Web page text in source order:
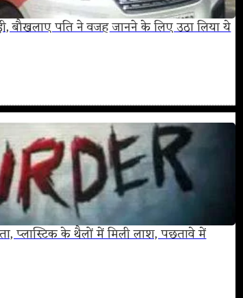
बौखलाए पति ने वजह जानने के लिए उठा लिया ये
प्लास्टिक के थैलों में मिली लाश, पछतावे में